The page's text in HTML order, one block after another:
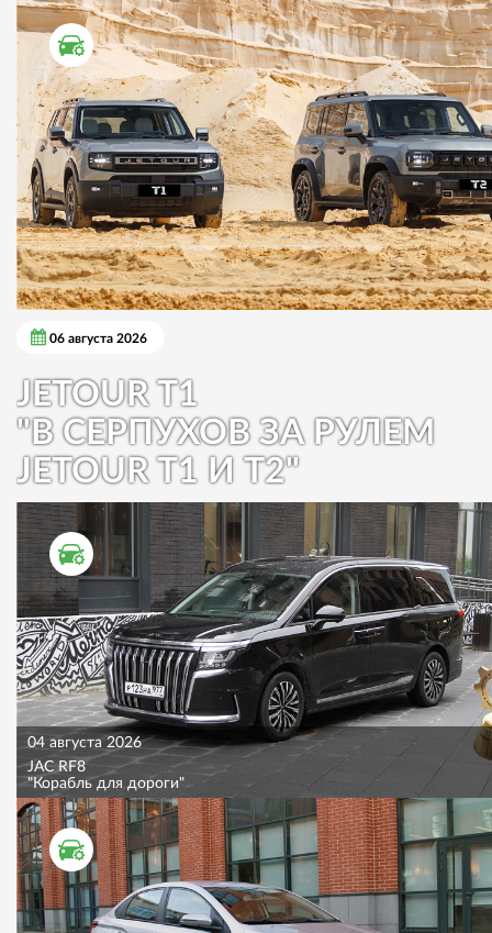
ТЕСТ ДРАЙВ
06 августа 2026
JETOUR T1
"В СЕРПУХОВ ЗА РУЛЕМ
JETOUR T1 И T2"
ТЕСТ ДРАЙВ
04 августа 2026
JAC RF8
"Корабль для дороги"
ТЕСТ ДРАЙВ